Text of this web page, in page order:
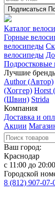
Подписаться
Каталог
Горные
велосипеды
велосипеды
Подростковые
Лучшие
Author (Автор)
(Хоггер) Horst
(Швин) Strida
Компания
Доставка и
Акции
Ваш город:
Краснодар
с 11:00 до 20:00
Городской
8 (812) 907-07-